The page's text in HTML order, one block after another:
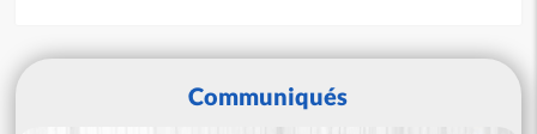
Communiqués